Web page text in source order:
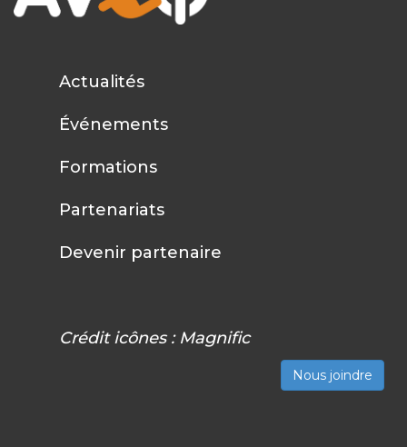
Actualités
Événements
Formations
Partenariats
Devenir partenaire
Crédit icônes : Magnific
Nous joindre